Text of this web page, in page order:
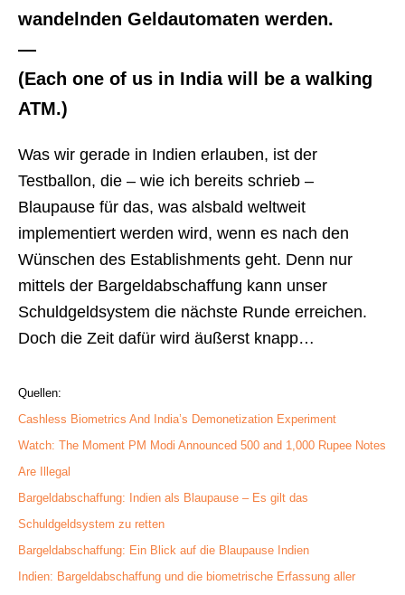
wandelnden Geldautomaten werden.
—
(Each one of us in India will be a walking
ATM.)
Was wir gerade in Indien erlauben, ist der
Testballon, die – wie ich bereits schrieb –
Blaupause für das, was alsbald weltweit
implementiert werden wird, wenn es nach den
Wünschen des Establishments geht. Denn nur
mittels der Bargeldabschaffung kann unser
Schuldgeldsystem die nächste Runde erreichen.
Doch die Zeit dafür wird äußerst knapp…
Quellen:
Cashless Biometrics And India’s Demonetization Experiment
Watch: The Moment PM Modi Announced 500 and 1,000 Rupee Notes
Are Illegal
Bargeldabschaffung: Indien als Blaupause – Es gilt das
Schuldgeldsystem zu retten
Bargeldabschaffung: Ein Blick auf die Blaupause Indien
Indien: Bargeldabschaffung und die biometrische Erfassung aller